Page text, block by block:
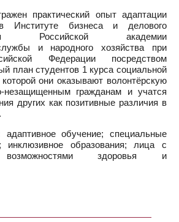
практический опыт адаптации
Институте бизнеса и делового
Российской академии
и народного хозяйства при
Федерации посредством
план студентов 1 курса социальной
они оказывают волонтёрскую
незащищенным гражданам и учатся
других как позитивные различия в
адаптивное обучение; специальные
инклюзивное образования; лица с
возможностями здоровья и